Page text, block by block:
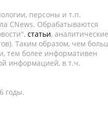
персоны и т.п.
CNews. Обрабатываются
статьи, аналитические
Таким образом, чем
тем более информативен
информацией, в т.ч.
годы.